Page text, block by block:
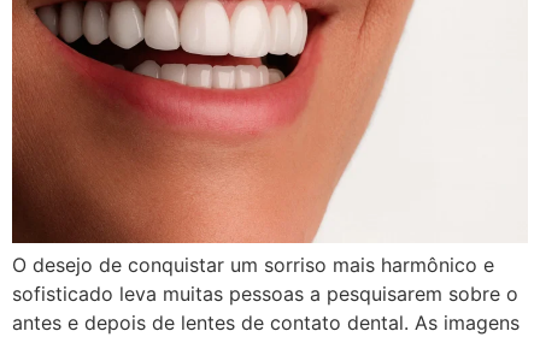
O desejo de conquistar um sorriso mais harmônico e
sofisticado leva muitas pessoas a pesquisarem sobre o
antes e depois de lentes de contato dental. As imagens